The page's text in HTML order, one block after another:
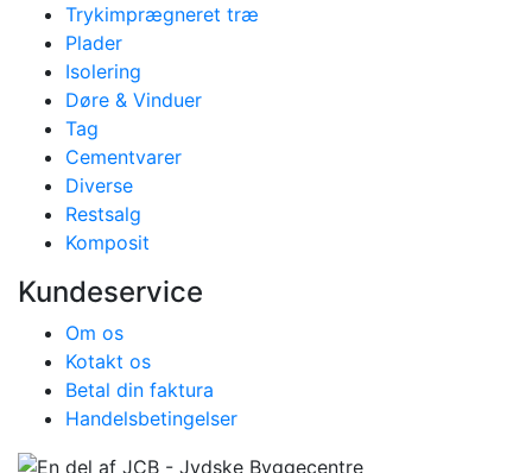
Trykimprægneret træ
Plader
Isolering
Døre & Vinduer
Tag
Cementvarer
Diverse
Restsalg
Komposit
Kundeservice
Om os
Kotakt os
Betal din faktura
Handelsbetingelser